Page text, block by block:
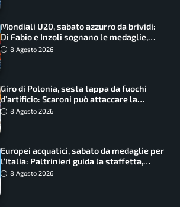
Mondiali U20, sabato azzurro da brividi:
Di Fabio e Inzoli sognano le medaglie,
Castellani e Succo in finale
8 Agosto 2026
Giro di Polonia, sesta tappa da fuochi
d’artificio: Scaroni può attaccare la
maglia di Lemmen
8 Agosto 2026
Europei acquatici, sabato da medaglie per
l’Italia: Paltrinieri guida la staffetta,
Barnabà sogna l’oro dalle grandi altezze
8 Agosto 2026